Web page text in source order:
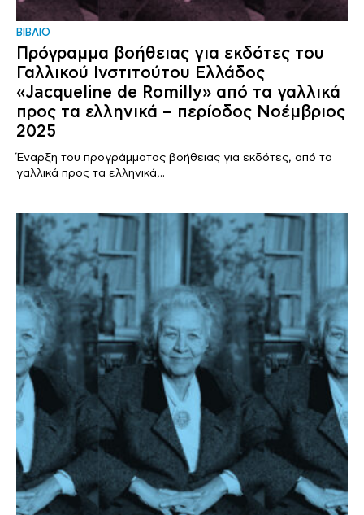
ΒΙΒΛΙΟ
Πρόγραμμα βοήθειας για εκδότες του
Γαλλικού Ινστιτούτου Ελλάδος
«Jacqueline de Romilly» από τα γαλλικά
προς τα ελληνικά – περίοδος Νοέμβριος
2025
Έναρξη του προγράμματος βοήθειας για εκδότες, από τα
γαλλικά προς τα ελληνικά,..